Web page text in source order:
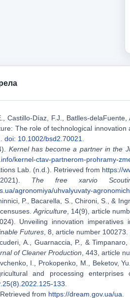
Castillo-Díaz, F.J., Batlles-
The role of technological innovation
doi: 10.1002/bsd2.70021
Kernel has become a partner in the
kernel-ctav-partnerom-prohramy-
Lab. (n.d.). Retrieved from https://
The free xarvio
agronomiya/uhvalyuvaty-
P., Bacarella, S., Chironi, S., &
Agriculture , 14(9), article
Unveiling innovation
Futures , 8, article number 100273.
A., Guarnaccia, P., &
of Cleaner Production , 443, article
I., Prokopenko, M., Beketov,
and processing
133
from https://dream.gov.ua/ua